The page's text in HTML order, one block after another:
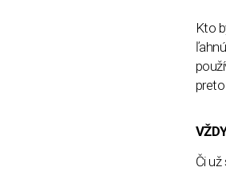
Kto
Či